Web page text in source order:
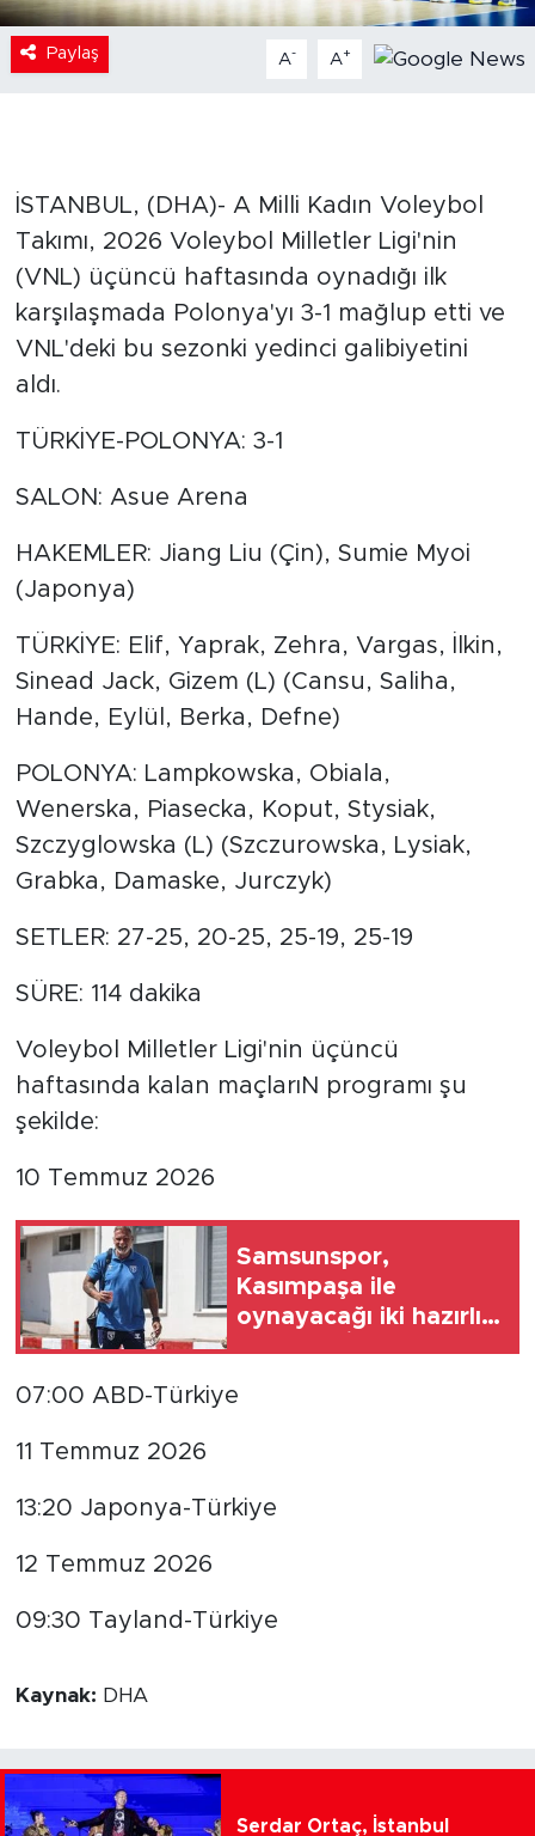
Paylaş A- A+
İSTANBUL, (DHA)- A Milli Kadın Voleybol
Takımı, 2026 Voleybol Milletler Ligi'nin
(VNL) üçüncü haftasında oynadığı ilk
karşılaşmada Polonya'yı 3-1 mağlup etti ve
VNL'deki bu sezonki yedinci galibiyetini
aldı.
TÜRKİYE-POLONYA: 3-1
SALON: Asue Arena
HAKEMLER: Jiang Liu (Çin), Sumie Myoi
(Japonya)
TÜRKİYE: Elif, Yaprak, Zehra, Vargas, İlkin,
Sinead Jack, Gizem (L) (Cansu, Saliha,
Hande, Eylül, Berka, Defne)
POLONYA: Lampkowska, Obiala,
Wenerska, Piasecka, Koput, Stysiak,
Szczyglowska (L) (Szczurowska, Lysiak,
Grabka, Damaske, Jurczyk)
SETLER: 27-25, 20-25, 25-19, 25-19
SÜRE: 114 dakika
Voleybol Milletler Ligi'nin üçüncü
haftasında kalan maçlarıN programı şu
şekilde:
10 Temmuz 2026
Samsunspor,
Kasımpaşa ile
oynayacağı iki hazırlık
07:00 ABD-Türkiye
11 Temmuz 2026
13:20 Japonya-Türkiye
12 Temmuz 2026
09:30 Tayland-Türkiye
Kaynak: DHA
Serdar Ortaç, İstanbul